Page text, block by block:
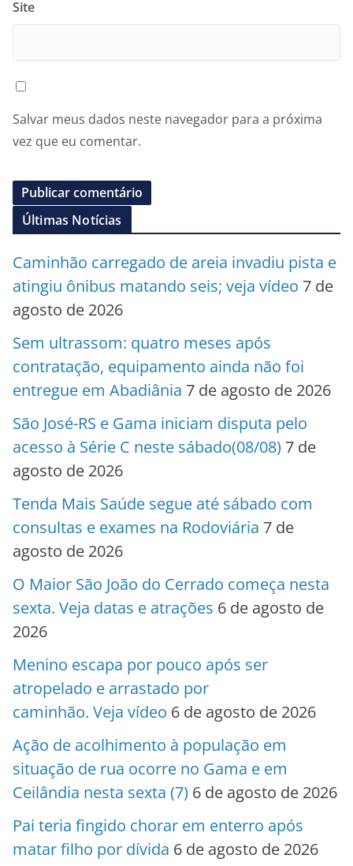
Site
Salvar meus dados neste navegador para a próxima
vez que eu comentar.
Últimas Notícias
Caminhão carregado de areia invadiu pista e
atingiu ônibus matando seis; veja vídeo 7 de
agosto de 2026
Sem ultrassom: quatro meses após
contratação, equipamento ainda não foi
entregue em Abadiânia 7 de agosto de 2026
São José-RS e Gama iniciam disputa pelo
acesso à Série C neste sábado(08/08) 7 de
agosto de 2026
Tenda Mais Saúde segue até sábado com
consultas e exames na Rodoviária 7 de
agosto de 2026
O Maior São João do Cerrado começa nesta
sexta. Veja datas e atrações 6 de agosto de
2026
Menino escapa por pouco após ser
atropelado e arrastado por
caminhão. Veja vídeo 6 de agosto de 2026
Ação de acolhimento à população em
situação de rua ocorre no Gama e em
Ceilândia nesta sexta (7) 6 de agosto de 2026
Pai teria fingido chorar em enterro após
matar filho por dívida 6 de agosto de 2026